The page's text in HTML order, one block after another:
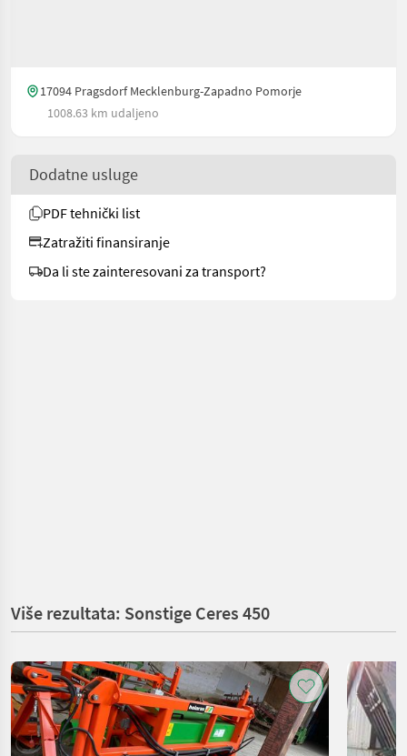
17094 Pragsdorf Mecklenburg-Zapadno Pomorje
1008.63 km udaljeno
Dodatne usluge
PDF tehnički list
Zatražiti finansiranje
Da li ste zainteresovani za transport?
Više rezultata: Sonstige Ceres 450